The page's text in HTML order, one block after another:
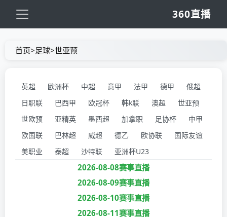
360直播
首页>足球>世亚预
英超 欧洲杯 中超 意甲 法甲 德甲
俄超
日职联
巴西甲 欧冠杯 韩k联 澳超
世亚预
世欧预
亚精英 墨西超 加拿职 足协杯
中甲
欧国联
巴林超 威超 德乙 欧协联
国际友谊
美职业
泰超 沙特联 亚洲杯U23
2026-08-08赛事直播
2026-08-09赛事直播
2026-08-10赛事直播
2026-08-11赛事直播